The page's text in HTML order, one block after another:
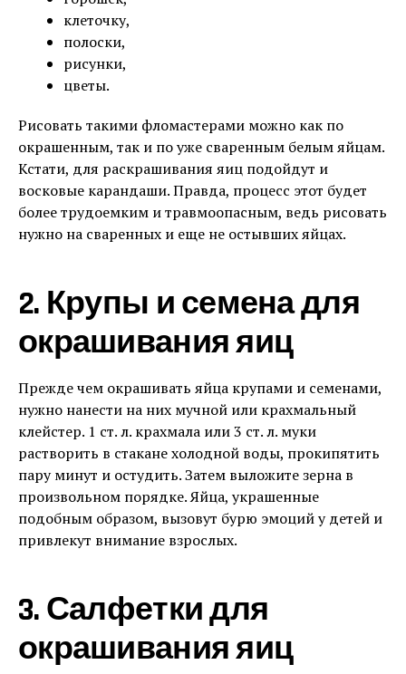
клеточку,
полоски,
рисунки,
цветы.
Рисовать такими фломастерами можно как по
окрашенным, так и по уже сваренным белым яйцам.
Кстати, для раскрашивания яиц подойдут и
восковые карандаши. Правда, процесс этот будет
более трудоемким и травмоопасным, ведь рисовать
нужно на сваренных и еще не остывших яйцах.
2. Крупы и семена для
окрашивания яиц
Прежде чем окрашивать яйца крупами и семенами,
нужно нанести на них мучной или крахмальный
клейстер. 1 ст. л. крахмала или 3 ст. л. муки
растворить в стакане холодной воды, прокипятить
пару минут и остудить. Затем выложите зерна в
произвольном порядке. Яйца, украшенные
подобным образом, вызовут бурю эмоций у детей и
привлекут внимание взрослых.
3. Салфетки для
окрашивания яиц